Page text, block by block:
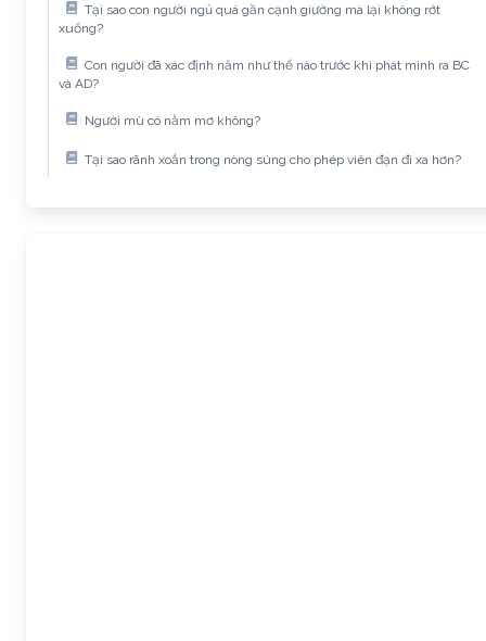
Tại sao con người ngủ quá gần cạnh giường mà lại không rớt
xuống?
Con người đã xác định năm như thế nào trước khi phát minh ra BC
và AD?
Người mù có nằm mơ không?
Tại sao rãnh xoắn trong nòng súng cho phép viên đạn đi xa hơn?